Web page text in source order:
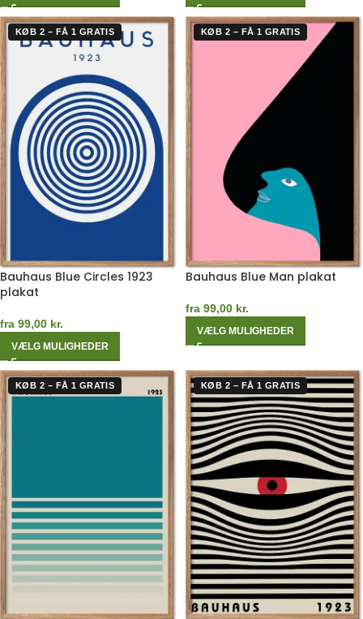
KØB 2 – FÅ 1 GRATIS
Bauhaus Blue Circles 1923
plakat
fra 99,00 kr.
VÆLG MULIGHEDER
KØB 2 – FÅ 1 GRATIS
Bauhaus Blue Man plakat
fra 99,00 kr.
VÆLG MULIGHEDER
KØB 2 – FÅ 1 GRATIS KØB 2 – FÅ 1 GRATIS